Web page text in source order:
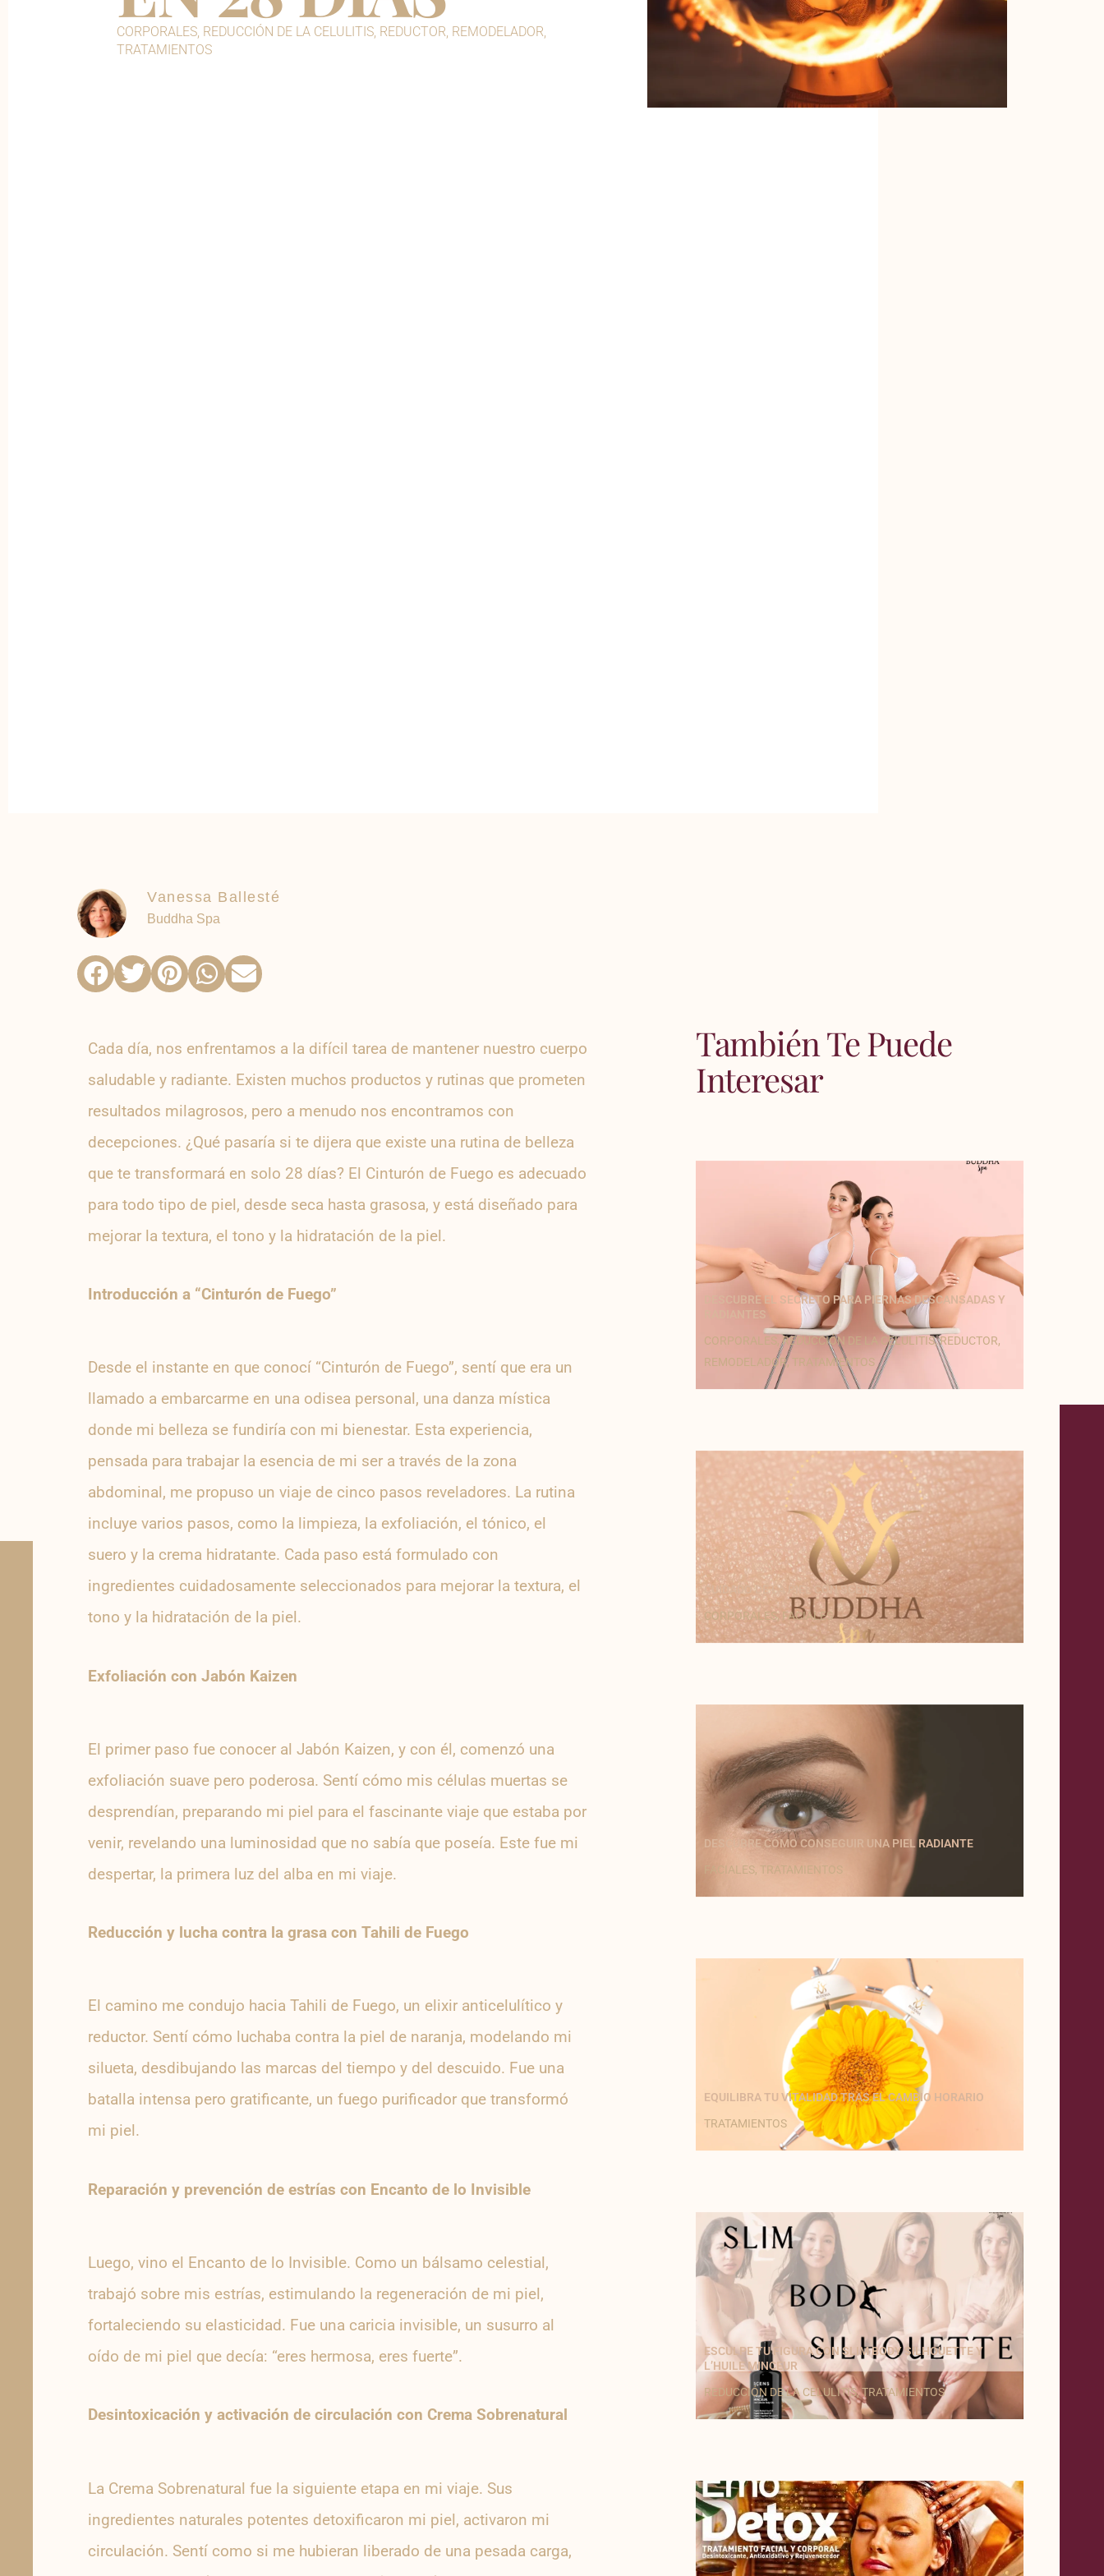
CORPORALES, REDUCCIÓN DE LA CELULITIS, REDUCTOR, REMODELADOR,
TRATAMIENTOS
Vanessa Ballesté
Buddha Spa
Cada día, nos enfrentamos a la difícil tarea de mantener nuestro cuerpo
saludable y radiante. Existen muchos productos y rutinas que prometen
resultados milagrosos, pero a menudo nos encontramos con
decepciones. ¿Qué pasaría si te dijera que existe una rutina de belleza
que te transformará en solo 28 días? El Cinturón de Fuego es adecuado
para todo tipo de piel, desde seca hasta grasosa, y está diseñado para
mejorar la textura, el tono y la hidratación de la piel.
Introducción a “Cinturón de Fuego”
Desde el instante en que conocí “Cinturón de Fuego”, sentí que era un
llamado a embarcarme en una odisea personal, una danza mística
donde mi belleza se fundiría con mi bienestar. Esta experiencia,
pensada para trabajar la esencia de mi ser a través de la zona
abdominal, me propuso un viaje de cinco pasos reveladores. La rutina
incluye varios pasos, como la limpieza, la exfoliación, el tónico, el
suero y la crema hidratante. Cada paso está formulado con
ingredientes cuidadosamente seleccionados para mejorar la textura, el
tono y la hidratación de la piel.
Exfoliación con Jabón Kaizen
El primer paso fue conocer al Jabón Kaizen, y con él, comenzó una
exfoliación suave pero poderosa. Sentí cómo mis células muertas se
desprendían, preparando mi piel para el fascinante viaje que estaba por
venir, revelando una luminosidad que no sabía que poseía. Este fue mi
despertar, la primera luz del alba en mi viaje.
Reducción y lucha contra la grasa con Tahili de Fuego
El camino me condujo hacia Tahili de Fuego, un elixir anticelulítico y
reductor. Sentí cómo luchaba contra la piel de naranja, modelando mi
silueta, desdibujando las marcas del tiempo y del descuido. Fue una
batalla intensa pero gratificante, un fuego purificador que transformó
mi piel.
Reparación y prevención de estrías con Encanto de lo Invisible
Luego, vino el Encanto de lo Invisible. Como un bálsamo celestial,
trabajó sobre mis estrías, estimulando la regeneración de mi piel,
fortaleciendo su elasticidad. Fue una caricia invisible, un susurro al
oído de mi piel que decía: “eres hermosa, eres fuerte”.
Desintoxicación y activación de circulación con Crema Sobrenatural
La Crema Sobrenatural fue la siguiente etapa en mi viaje. Sus
ingredientes naturales potentes detoxificaron mi piel, activaron mi
circulación. Sentí como si me hubieran liberado de una pesada carga,
También Te Puede
Interesar
DESCUBRE EL SECRETO PARA PIERNAS DESCANSADAS Y
RADIANTES
CORPORALES ,REDUCCIÓN DE LA CELULITIS,REDUCTOR,
REMODELADOR, TRATAMIENTOS
CUIDADO DE LA PIEL CON SCENS
CORPORALES, FACIALES
DESCUBRE CÓMO CONSEGUIR UNA PIEL RADIANTE
FACIALES, TRATAMIENTOS
EQUILIBRA TU VITALIDAD TRAS EL CAMBIO HORARIO
TRATAMIENTOS
ESCULPE TU FIGURA CON SLIM BODY SILHOUETTE Y
L’HUILE MINCEUR
REDUCCIÓN DE LA CELULITIS,TRATAMIENTOS